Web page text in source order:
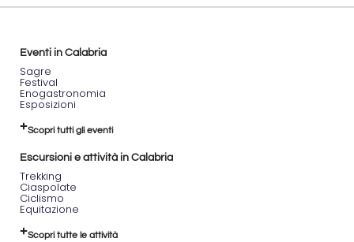
Eventi in Calabria
Sagre
Festival
Enogastronomia
Esposizioni
Scopri tutti gli eventi
Escursioni e attività in Calabria
Trekking
Ciaspolate
Ciclismo
Equitazione
Scopri tutte le attività